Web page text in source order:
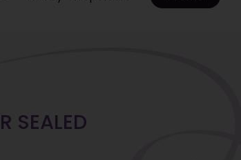
SEALED